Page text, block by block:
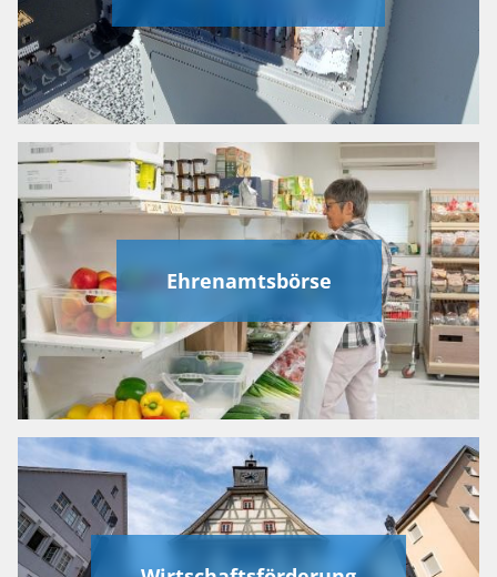
Ehrenamtsbörse